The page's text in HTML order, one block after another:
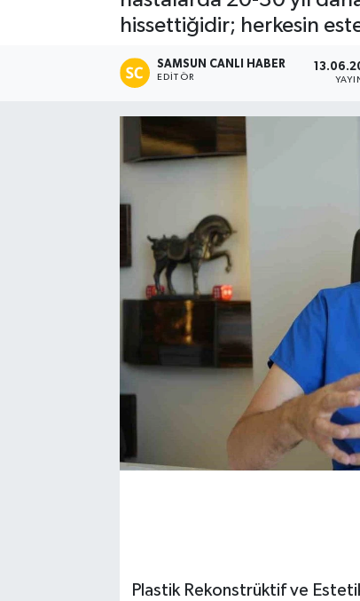
hissettiğidir; herkesin
SAMSUN CANLI HABER
EDITÖR
Plastik Rekonstrüktif ve
Manşet Haberi